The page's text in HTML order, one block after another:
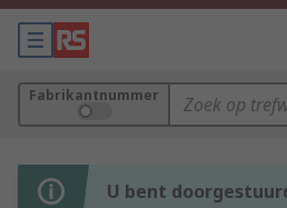
Fabrikantnummer
U bent